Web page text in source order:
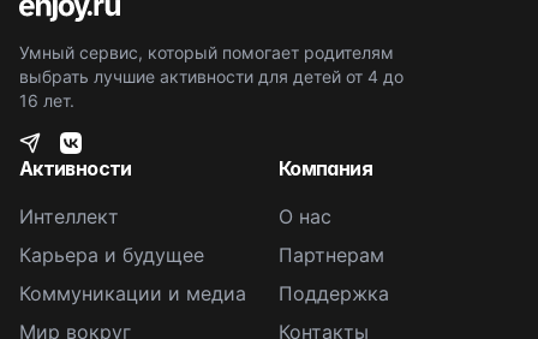
Умный сервис, который помогает родителям
выбрать лучшие активности для детей от 4 до
16 лет.
Активности
Интеллект
Карьера и будущее
Коммуникации и медиа
Мир вокруг
Компания
О нас
Партнерам
Поддержка
Контакты